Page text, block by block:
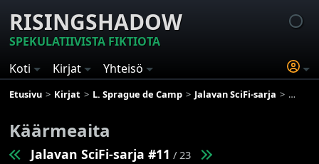
RISINGSHADOW
SPEKULATIIVISTA FIKTIOTA
Koti
Kirjat Yhteisö
Etusivu Kirjat L. Sprague de Camp Jalavan SciFi-sarja
Käärmeaita
Jalavan SciFi-sarja #11 / 23